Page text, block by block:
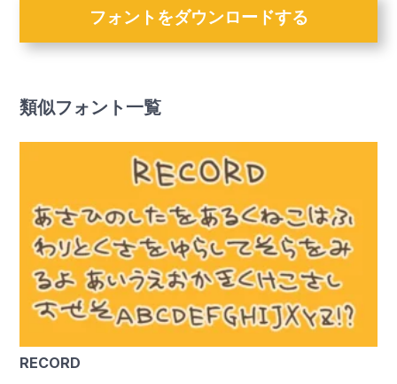
フォントをダウンロードする
類似フォント一覧
RECORD